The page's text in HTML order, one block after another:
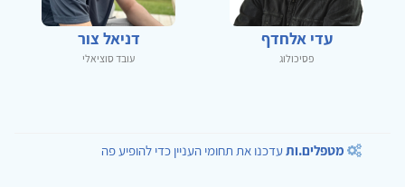
עדי אלחדף
פסיכולוג
דניאל צור
עובד סוציאלי
מטפלים.ותעדכנו את תחומי העניין כדי להופיע פה